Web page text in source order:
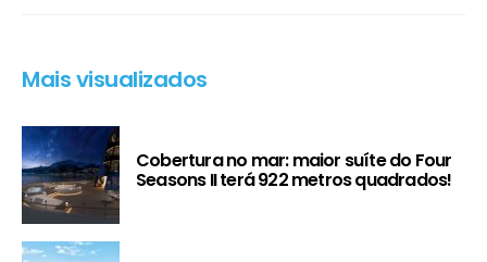
Mais visualizados
Cobertura no mar: maior suíte do Four
Seasons II terá 922 metros quadrados!